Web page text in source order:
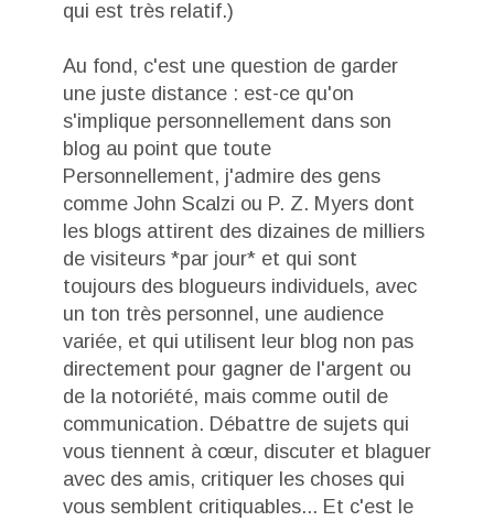
qui est très relatif.)
Au fond, c'est une question de garder
une juste distance : est-ce qu'on
s'implique personnellement dans son
blog au point que toute
Personnellement, j'admire des gens
comme John Scalzi ou P. Z. Myers dont
les blogs attirent des dizaines de milliers
de visiteurs *par jour* et qui sont
toujours des blogueurs individuels, avec
un ton très personnel, une audience
variée, et qui utilisent leur blog non pas
directement pour gagner de l'argent ou
de la notoriété, mais comme outil de
communication. Débattre de sujets qui
vous tiennent à cœur, discuter et blaguer
avec des amis, critiquer les choses qui
vous semblent critiquables... Et c'est le